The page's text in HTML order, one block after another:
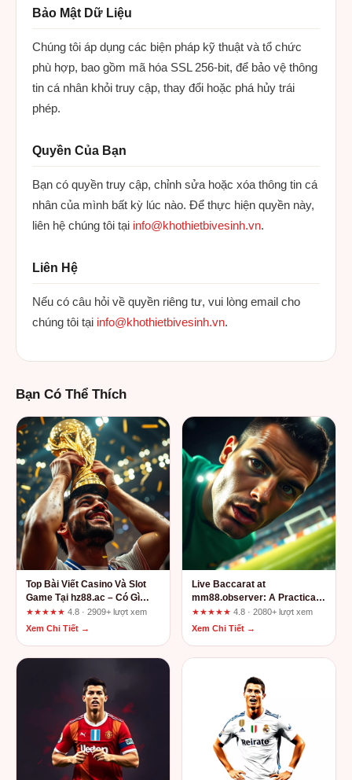
Bảo Mật Dữ Liệu
Chúng tôi áp dụng các biện pháp kỹ thuật và tổ chức
phù hợp, bao gồm mã hóa SSL 256-bit, để bảo vệ thông
tin cá nhân khỏi truy cập, thay đổi hoặc phá hủy trái
phép.
Quyền Của Bạn
Bạn có quyền truy cập, chỉnh sửa hoặc xóa thông tin cá
nhân của mình bất kỳ lúc nào. Để thực hiện quyền này,
liên hệ chúng tôi tại info@khothietbivesinh.vn.
Liên Hệ
Nếu có câu hỏi về quyền riêng tư, vui lòng email cho
chúng tôi tại info@khothietbivesinh.vn.
Bạn Có Thể Thích
Top Bài Viết Casino Và Slot
Game Tại hz88.ac – Có Gì
Đáng Chơi?
★★★★★ 4.8 · 2909+ lượt xem
Xem Chi Tiết →
Live Baccarat at
mm88.observer: A Practical
Review from First Click to
After-Sales Support
★★★★★ 4.8 · 2080+ lượt xem
Xem Chi Tiết →